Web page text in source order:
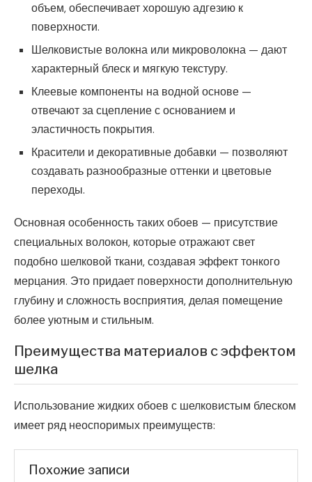
объем, обеспечивает хорошую адгезию к
поверхности.
Шелковистые волокна или микроволокна — дают
характерный блеск и мягкую текстуру.
Клеевые компоненты на водной основе —
отвечают за сцепление с основанием и
эластичность покрытия.
Красители и декоративные добавки — позволяют
создавать разнообразные оттенки и цветовые
переходы.
Основная особенность таких обоев — присутствие
специальных волокон, которые отражают свет
подобно шелковой ткани, создавая эффект тонкого
мерцания. Это придает поверхности дополнительную
глубину и сложность восприятия, делая помещение
более уютным и стильным.
Преимущества материалов с эффектом
шелка
Использование жидких обоев с шелковистым блеском
имеет ряд неоспоримых преимуществ:
Похожие записи